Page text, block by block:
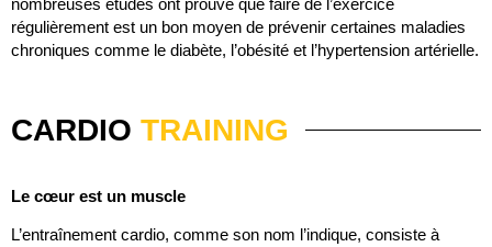
régulièrement est un bon moyen de prévenir certaines maladies
chroniques comme le diabète, l’obésité et l’hypertension artérielle.
CARDIO TRAINING
Le cœur est un muscle
L’entraînement cardio, comme son nom l’indique, consiste à